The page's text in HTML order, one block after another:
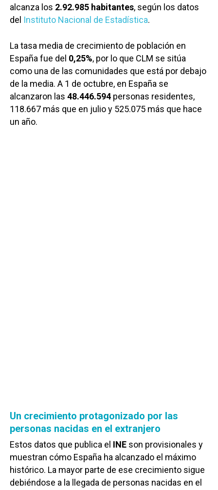
alcanza los 2.92.985 habitantes, según los datos
del Instituto Nacional de Estadística.
La tasa media de crecimiento de población en
España fue del 0,25%, por lo que CLM se sitúa
como una de las comunidades que está por debajo
de la media. A 1 de octubre, en España se
alcanzaron las 48.446.594 personas residentes,
118.667 más que en julio y 525.075 más que hace
un año.
Un crecimiento protagonizado por las
personas nacidas en el extranjero
Estos datos que publica el INE son provisionales y
muestran cómo España ha alcanzado el máximo
histórico. La mayor parte de ese crecimiento sigue
debiéndose a la llegada de personas nacidas en el